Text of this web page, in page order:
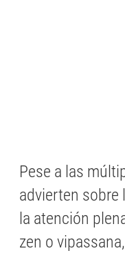
Pese a las
advierten sobre
la atención
zen o